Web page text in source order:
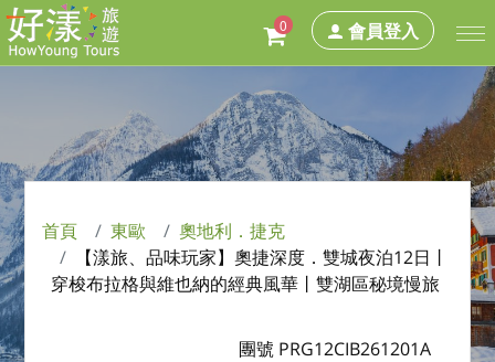
0 會員登入
首頁 東歐
奧地利．捷克
【漾旅、品味玩家】奧捷深度．雙城夜泊12日丨
穿梭布拉格與維也納的經典風華丨雙湖區秘境慢旅
團號 PRG12CIB261201A